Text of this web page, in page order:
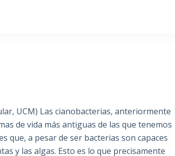
UCM) Las cianobacterias, anteriormente
de vida más antiguas de las que tenemos
que, a pesar de ser bacterias son capaces
y las algas. Esto es lo que precisamente